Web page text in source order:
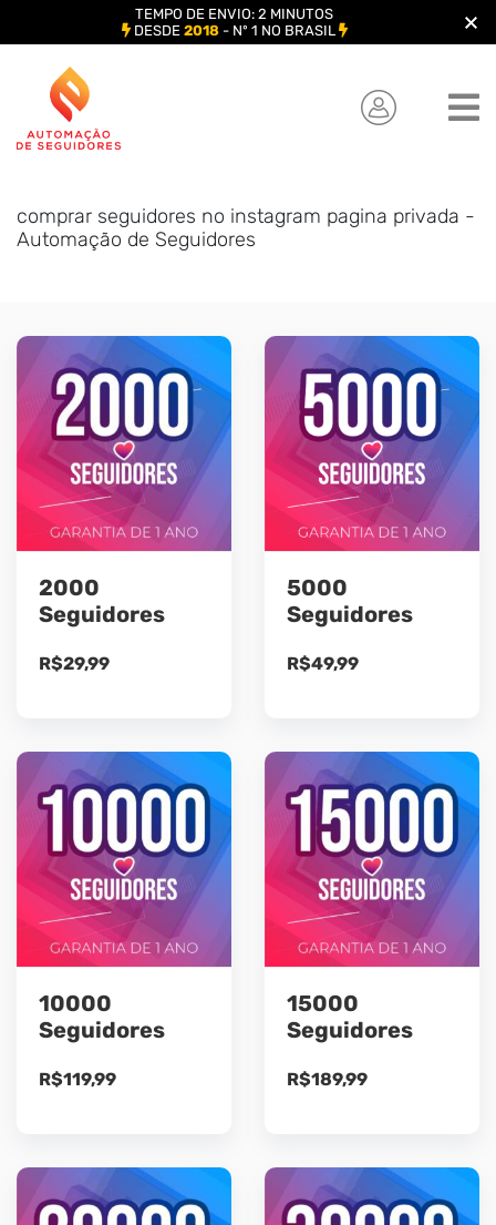
content
comprar seguidores no instagram pagina privada -
Automação de Seguidores
2000
Seguidores
R$29,99
5000
Seguidores
R$49,99
10000
Seguidores
R$119,99
15000
Seguidores
R$189,99
TEMPO DE ENVIO: 2 MINUTOS
DESDE 2018- Nº 1 NO BRASIL